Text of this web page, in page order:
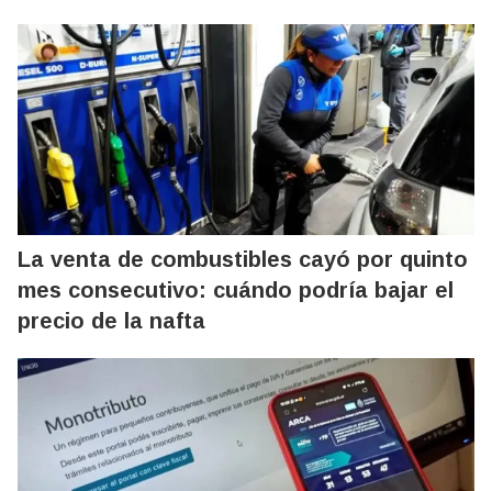
La venta de combustibles cayó por quinto
mes consecutivo: cuándo podría bajar el
precio de la nafta